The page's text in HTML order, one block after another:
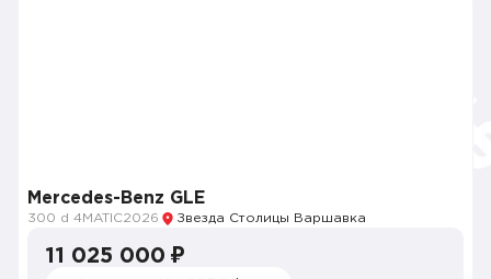
Mercedes-Benz GLE
300 d 4MATIC2026 Звезда Столицы Варшавка
11 025 000 ₽